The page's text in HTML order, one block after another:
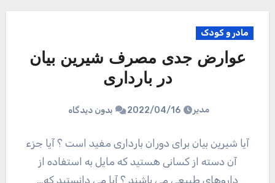
مادر و کودک
عوارض جدی مصرف شیرین بیان
در بارداری
مدیر 2022/04/16 بدون دیدگاه
آیا شیرین بیان برای دوران بارداری مفید است ؟ آیا جزء
آن دسته از کسانی هستید که مایل به استفاده از
داروهای طبیعی می باشند ؟ آیا می دانستید که…